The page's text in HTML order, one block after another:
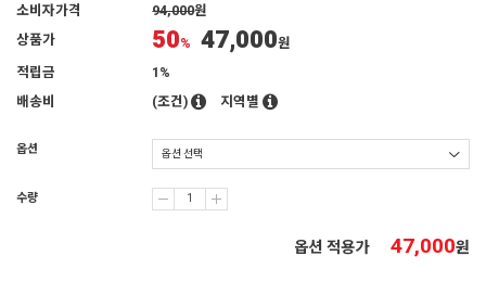
소비자가격 94,000원
상품가
50% 47,000원
적립금
1%
배송비
(조건) 지역별
옵션
수량
옵션 적용가 47,000원